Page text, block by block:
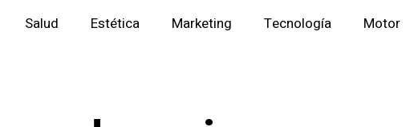
Salud Estética Marketing Tecnología Motor